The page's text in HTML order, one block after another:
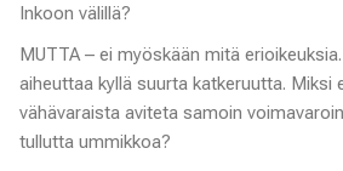
Inkoon välillä?
MUTTA – ei myöskään mitä
aiheuttaa kyllä suurta katkeruutta. Miksi
vähävaraista aviteta samoin
tullutta ummikkoa?